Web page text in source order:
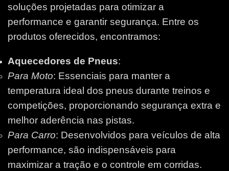
soluções projetadas para otimizar a
performance e garantir segurança. Entre os
produtos oferecidos, encontramos:
Aquecedores de Pneus:
Para Moto: Essenciais para manter a
temperatura ideal dos pneus durante treinos e
competições, proporcionando segurança extra e
melhor aderência nas pistas.
Para Carro: Desenvolvidos para veículos de alta
performance, são indispensáveis para
maximizar a tração e o controle em corridas.